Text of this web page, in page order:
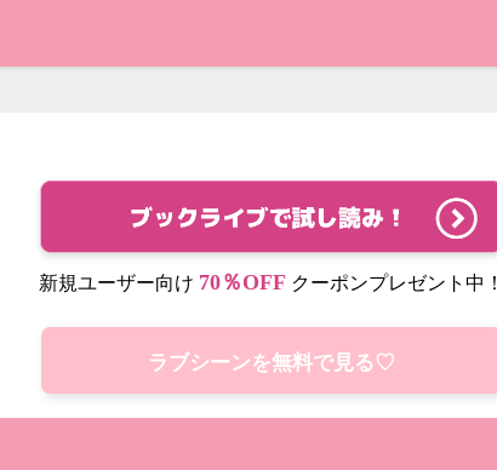
新規ユーザー向け 70％OFF クーポンプレゼント中！
ラブシーンを無料で見る♡